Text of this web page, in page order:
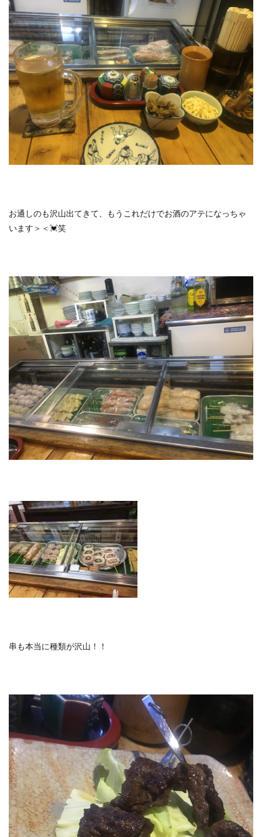
お通しのも沢山出てきて、もうこれだけでお酒のアテになっちゃ
います＞＜💓笑
串も本当に種類が沢山！！